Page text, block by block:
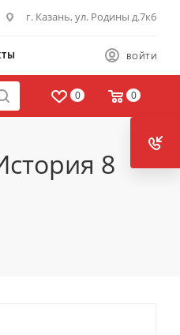
г. Казань, ул. Родины д.7к6
ВОЙТИ
0 0
8